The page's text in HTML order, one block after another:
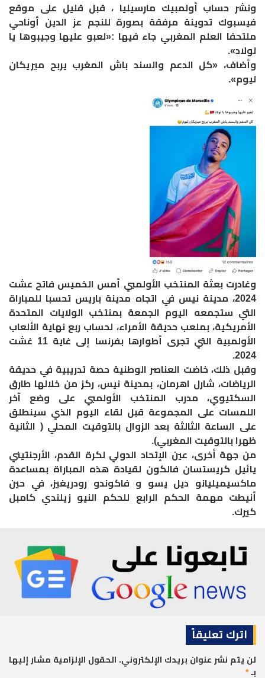
ونشر حساب أولمبيك مارسيليا ، قبل قليل على موقع
فيسبوك تدوينة مرفقة بصورة للنجم عز الدين أوناحي
ملتحفا العلم المغربي جاء فيها :«لعبو عليها وجيبوها يا
لولاد».
وأضاف، «كل الدعم والسند باش المغرب يربح ميريكان
ليوم».
وغادرت بعثة المنتخب الأولمبي أمس الخميس فاتح عشت
2024، مدينة نيس في اتجاه مدينة باريس تحسبا للمباراة
التي ستجمعه اليوم الجمعة بمنتخب الولايات المتحدة
الأمريكية، بملعب حديقة الأمراء، لحساب ربع نهاية الألعاب
الأولمبية التي تجرى أطوارها بفرنسا إلى غاية 11 غشت
2024.
وقبل ذلك، خاضت العناصر الوطنية حصة تدريبية في حديقة
الرياضات، شارل اهرمان، بمدينة نيس، ركز من خلالها طارق
السكتيوي، مدرب المنتخب الأولمبي على وضع آخر
اللمسات على المجموعة قبل لقاء اليوم الذي سينطلق
على الساعة الثالثة بعد الزوال بالتوقيت المحلي ( الثانية
ظهرا بالتوقيت المغربي).
من جهة أخرى، عين الإتحاد الدولي لكرة القدم، الأرجنتيني
يائيل كريستسان فالكون لقيادة هذه المباراة بمساعدة
ماكسيميليانو ديل يسو و فاكوندو رودريغيز، في حين
أنيطت مهمة الحكم الرابع للحكم النيو زيلندي كامبل
كيرك.
اترك تعليقاً
لن يتم نشر عنوان بريدك الإلكتروني. الحقول الإلزامية مشار إليها
بـ*